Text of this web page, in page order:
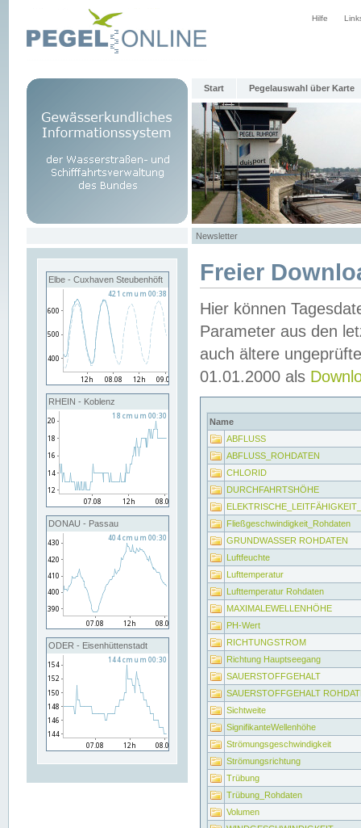
Hilfe
Start Pegelauswahl über Karte
Newsletter
Elbe - Cuxhaven Steubenhöft
RHEIN - Koblenz
DONAU - Passau
ODER - Eisenhüttenstadt
Freier
Hier können
Parameter aus den
auch ältere
01.01.2000 als
Name
ABFLUSS
ABFLUSS_ROHDATEN
CHLORID
DURCHFAHRTSHÖHE
Fließgeschwindigkeit_Rohdaten
GRUNDWASSER ROHDATEN
Luftfeuchte
Lufttemperatur
Lufttemperatur Rohdaten
MAXIMALEWELLENHÖHE
PH-Wert
RICHTUNGSTROM
Richtung Hauptseegang
SAUERSTOFFGEHALT
SAUERSTOFFGEHALT
Sichtweite
SignifikanteWellenhöhe
Strömungsgeschwindigkeit
Strömungsrichtung
Trübung
Trübung_Rohdaten
Volumen